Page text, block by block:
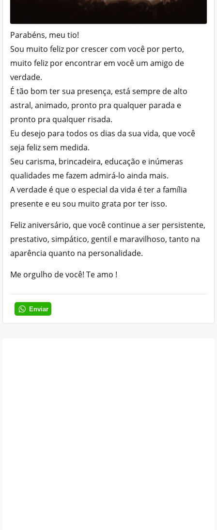
Parabéns, meu tio!
Sou muito feliz por crescer com você por perto,
muito feliz por encontrar em você um amigo de
verdade.
É tão bom ter sua presença, está sempre de alto
astral, animado, pronto pra qualquer parada e
pronto pra qualquer risada.
Eu desejo para todos os dias da sua vida, que você
seja feliz sem medida.
Seu carisma, brincadeira, educação e inúmeras
qualidades me fazem admirá-lo ainda mais.
A verdade é que o especial da vida é ter a família
presente e eu sou muito grata por ter isso.
Feliz aniversário, que você continue a ser persistente,
prestativo, simpático, gentil e maravilhoso, tanto na
aparência quanto na personalidade.
Me orgulho de você! Te amo !
Enviar